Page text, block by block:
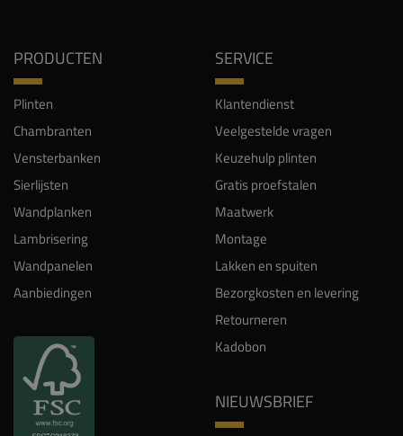
PRODUCTEN
Plinten
Chambranten
Vensterbanken
Sierlijsten
Wandplanken
Lambrisering
Wandpanelen
Aanbiedingen
SERVICE
Klantendienst
Veelgestelde vragen
Keuzehulp plinten
Gratis proefstalen
Maatwerk
Montage
Lakken en spuiten
Bezorgkosten en levering
Retourneren
Kadobon
NIEUWSBRIEF